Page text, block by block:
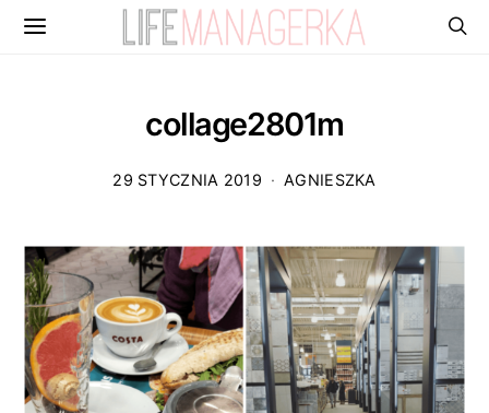
collage2801m
29 STYCZNIA 2019 AGNIESZKA